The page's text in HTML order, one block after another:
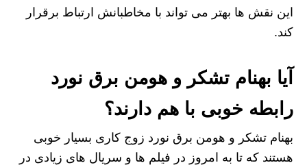
این نقش ها بهتر می تواند با مخاطبانش ارتباط برقرار
کند.
آیا بهنام تشکر و هومن برق نورد
رابطه خوبی با هم دارند؟
بهنام تشکر و هومن برق نورد زوج کاری بسیار خوبی
هستند که تا به امروز در فیلم ها و سریال های زیادی در